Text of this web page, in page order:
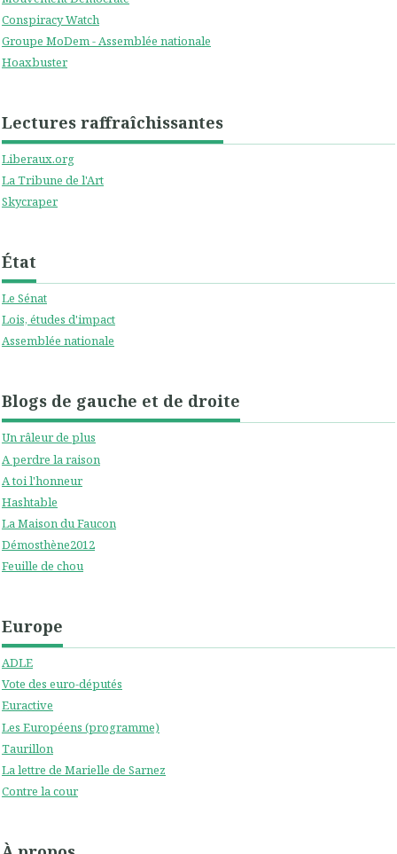
Conspiracy Watch
Groupe MoDem - Assemblée nationale
Hoaxbuster
Lectures raffraîchissantes
Liberaux.org
La Tribune de l'Art
Skycraper
État
Le Sénat
Lois, études d'impact
Assemblée nationale
Blogs de gauche et de droite
Un râleur de plus
A perdre la raison
A toi l'honneur
Hashtable
La Maison du Faucon
Démosthène2012
Feuille de chou
Europe
ADLE
Vote des euro-députés
Euractive
Les Européens (programme)
Taurillon
La lettre de Marielle de Sarnez
Contre la cour